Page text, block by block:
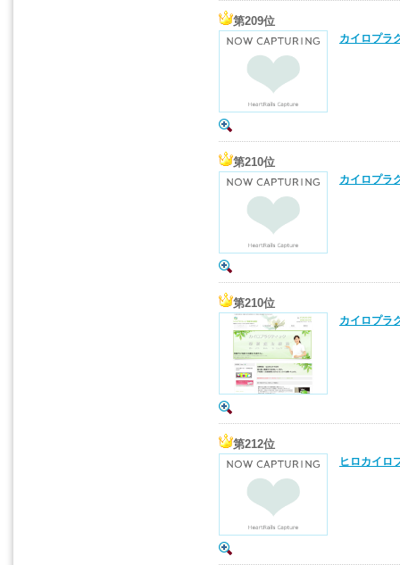
第209位
カイロプラ
第210位
カイロプラ
第210位
カイロプラ
第212位
ヒロカイロ